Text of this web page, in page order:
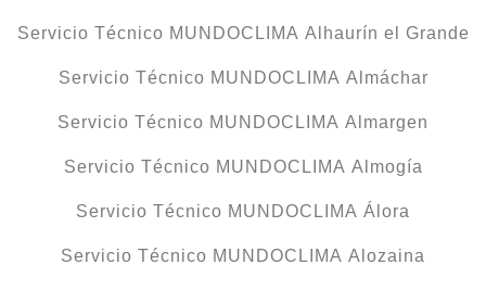
Servicio Técnico MUNDOCLIMA Alhaurín el Grande
Servicio Técnico MUNDOCLIMA Almáchar
Servicio Técnico MUNDOCLIMA Almargen
Servicio Técnico MUNDOCLIMA Almogía
Servicio Técnico MUNDOCLIMA Álora
Servicio Técnico MUNDOCLIMA Alozaina